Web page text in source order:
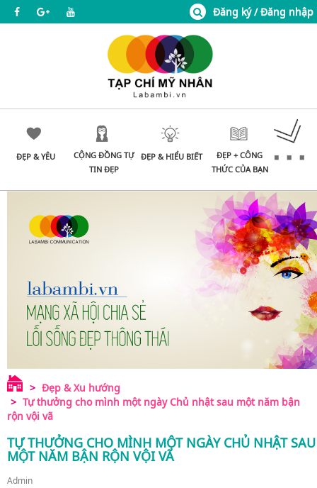
Đăng ký / Đăng nhập
ĐẸP & YÊU
CỘNG ĐỒNG TỰ
TIN ĐẸP
ĐẸP & HIỂU BIẾT
ĐẸP + CÔNG
THỨC CỦA BẠN
Đẹp & Xu hướng
Tự thưởng cho mình một ngày Chủ nhật sau một năm bận
rộn vội vã
TỰ THƯỞNG CHO MÌNH MỘT NGÀY CHỦ NHẬT SAU
MỘT NĂM BẬN RỘN VỘI VÃ
Admin